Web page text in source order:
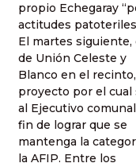
propio Echegaray
actitudes
El martes siguiente,
de Unión Celeste y
Blanco en el
proyecto por el cual
al Ejecutivo
fin de lograr que se
mantenga la
la AFIP. Entre los